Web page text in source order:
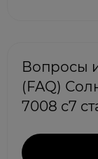
Вопросы
(FAQ)
7008 с7